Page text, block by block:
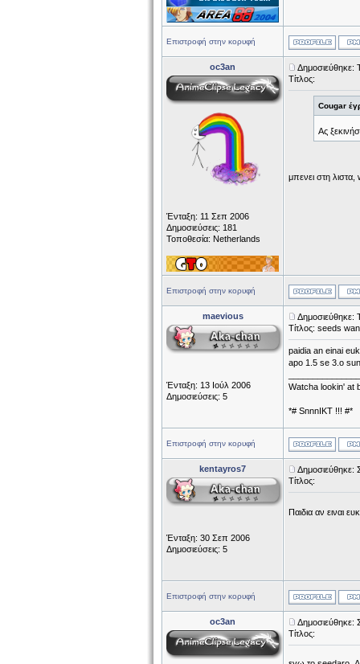
Επιστροφή στην κορυφή
oc3an
Ένταξη: 11 Σεπ 2006
Δημοσιεύσεις: 181
Τοποθεσία: Netherlands
Δημοσιεύθηκε:
Τίτλος:
Cougar
Ας
μπενει στη
Επιστροφή στην κορυφή
maevious
Ένταξη: 13 Ιούλ 2006
Δημοσιεύσεις: 5
Δημοσιεύθηκε:
Τίτλος: seeds
paidia an einai
apo 1.5 se 3.o
Watcha lookin' at
*# SnnnIKT !!! #*
Επιστροφή στην κορυφή
kentayros7
Ένταξη: 30 Σεπ 2006
Δημοσιεύσεις: 5
Δημοσιεύθηκε:
Τίτλος:
Παιδια αν ειναι
Επιστροφή στην κορυφή
oc3an
Δημοσιεύθηκε:
Τίτλος: